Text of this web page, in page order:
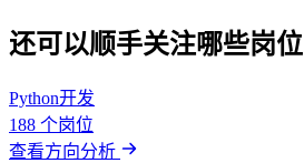
还可以顺手关注哪些岗位
Python开发
188 个岗位
查看方向分析